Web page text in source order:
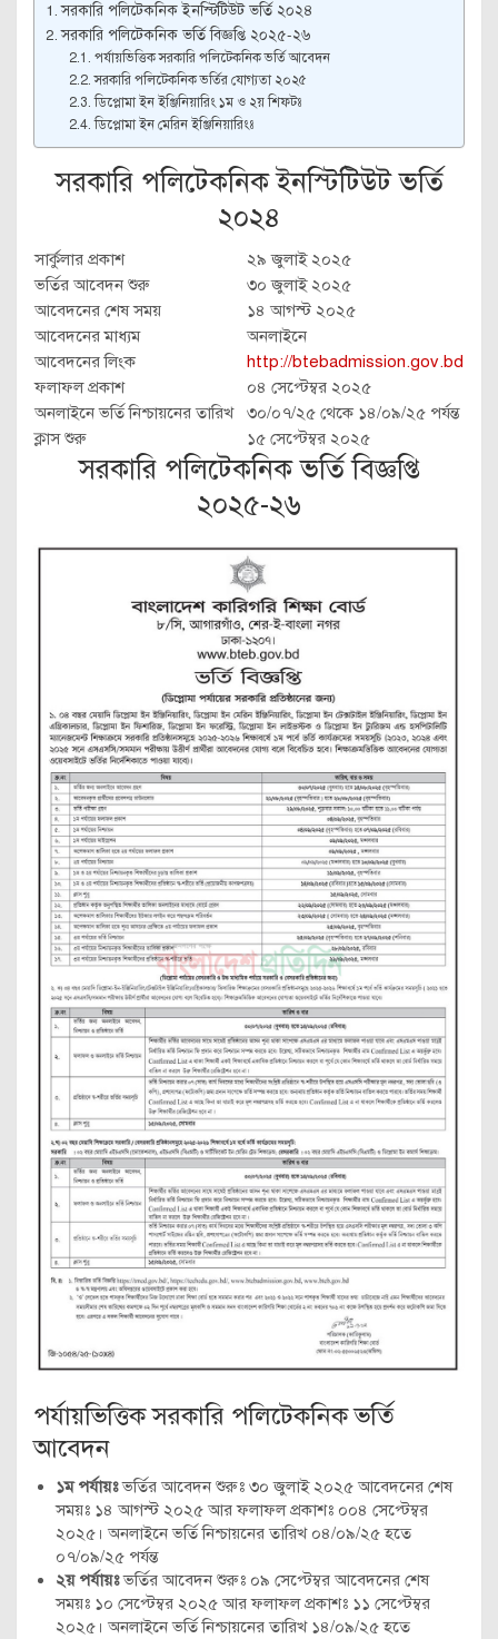
সরকারি পলিটেকনিক ইনস্টিটিউট ভর্তি ২০২৪
সরকারি পলিটেকনিক ভর্তি বিজ্ঞপ্তি ২০২৫-২৬
পর্যায়ভিত্তিক সরকারি পলিটেকনিক ভর্তি আবেদন
সরকারি পলিটেকনিক ভর্তির যোগ্যতা ২০২৫
ডিপ্লোমা ইন ইঞ্জিনিয়ারিং ১ম ও ২য় শিফটঃ
ডিপ্লোমা ইন মেরিন ইঞ্জিনিয়ারিংঃ
সরকারি পলিটেকনিক ইনস্টিটিউট ভর্তি
২০২৪
সার্কুলার প্রকাশ
২৯ জুলাই ২০২৫
ভর্তির আবেদন শুরু
৩০ জুলাই ২০২৫
আবেদনের শেষ সময়
১৪ আগস্ট ২০২৫
আবেদনের মাধ্যম
অনলাইনে
আবেদনের লিংক
http://btebadmission.gov.bd
ফলাফল প্রকাশ
০৪ সেপ্টেম্বর ২০২৫
অনলাইনে ভর্তি নিশ্চায়নের তারিখ
৩০/০৭/২৫ থেকে ১৪/০৯/২৫ পর্যন্ত
ক্লাস শুরু
১৫ সেপ্টেম্বর ২০২৫
সরকারি পলিটেকনিক ভর্তি বিজ্ঞপ্তি
২০২৫-২৬
পর্যায়ভিত্তিক সরকারি পলিটেকনিক ভর্তি
আবেদন
১ম পর্যায়ঃভর্তির আবেদন শুরুঃ ৩০ জুলাই ২০২৫ আবেদনের শেষ
সময়ঃ ১৪ আগস্ট ২০২৫ আর ফলাফল প্রকাশঃ ০০৪ সেপ্টেম্বর
২০২৫। অনলাইনে ভর্তি নিশ্চায়নের তারিখ ০৪/০৯/২৫ হতে
০৭/০৯/২৫ পর্যন্ত
২য় পর্যায়ঃভর্তির আবেদন শুরুঃ ০৯ সেপ্টেম্বর আবেদনের শেষ
সময়ঃ ১০ সেপ্টেম্বর ২০২৫ আর ফলাফল প্রকাশঃ ১১ সেপ্টেম্বর
২০২৫। অনলাইনে ভর্তি নিশ্চায়নের তারিখ ১৪/০৯/২৫ হতে